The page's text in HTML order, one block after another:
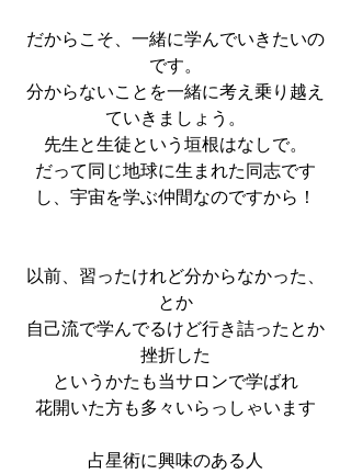
だからこそ、一緒に学んでいきたいの
です。
分からないことを一緒に考え乗り越え
ていきましょう。
先生と生徒という垣根はなしで。
だって同じ地球に生まれた同志です
し、宇宙を学ぶ仲間なのですから！
以前、習ったけれど分からなかった、
とか
自己流で学んでるけど行き詰ったとか
挫折した
というかたも当サロンで学ばれ
花開いた方も多々いらっしゃいます
占星術に興味のある人